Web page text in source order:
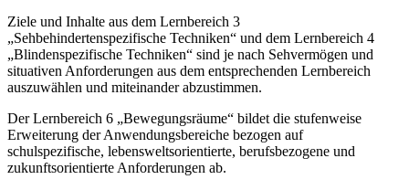
Ziele und Inhalte aus dem Lernbereich 3
„Sehbehindertenspezifische Techniken“ und dem Lernbereich 4
„Blindenspezifische Techniken“ sind je nach Sehvermögen und
situativen Anforderungen aus dem entsprechenden Lernbereich
auszuwählen und miteinander abzustimmen.
Der Lernbereich 6 „Bewegungsräume“ bildet die stufenweise
Erweiterung der Anwendungsbereiche bezogen auf
schulspezifische, lebensweltsorientierte, berufsbezogene und
zukunftsorientierte Anforderungen ab.